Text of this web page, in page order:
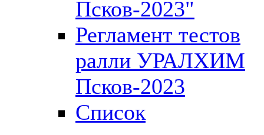
Псков-2023"
Регламент тестов
ралли УРАЛХИМ
Псков-2023
Список